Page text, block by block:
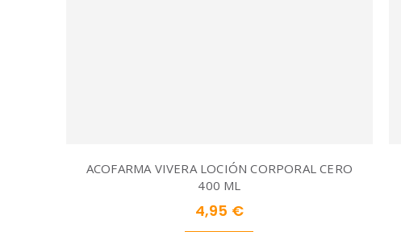
ACOFARMA VIVERA LOCIÓN CORPORAL CERO
400 ML
4,95 €